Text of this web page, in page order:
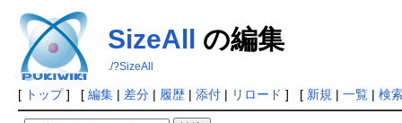
SizeAll の編集
./?SizeAll
[ トップ] [ 編集| 差分| 履歴| 添付| リロード ] [ 新規 | 一覧| 検